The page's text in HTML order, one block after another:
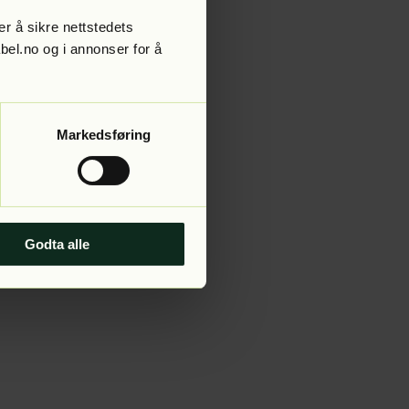
å sikre nettstedets
og i annonser for å
Markedsføring
Godta alle